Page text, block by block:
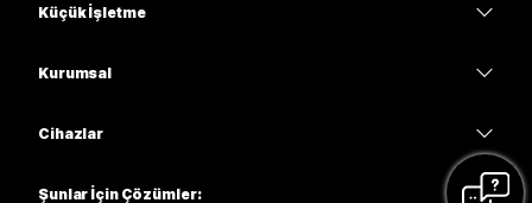
Küçük İşletme
Kurumsal
Cihazlar
Şunlar İçin Çözümler: